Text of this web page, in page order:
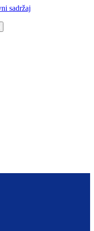
sadržaj